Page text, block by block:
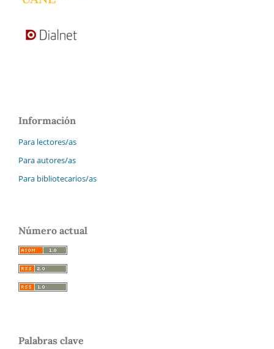
Información
Para lectores/as
Para autores/as
Para bibliotecarios/as
Número actual
Palabras clave